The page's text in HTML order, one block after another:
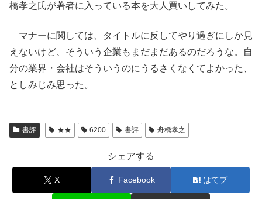
橋孝之氏が著者に入っている本を大人買いしてみた。
マナーに関しては、タイトルに反してやり過ぎにしか見
えないけど、そういう企業もまだまだあるのだろうな。自
分の業界・会社はそういうのにうるさくなくてよかった、
としみじみ思った。
書評 ★★ 6200 書評 舟橋孝之
シェアする
X Facebook はてブ